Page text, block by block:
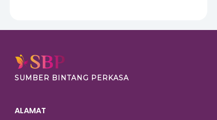
SUMBER BINTANG PERKASA
ALAMAT